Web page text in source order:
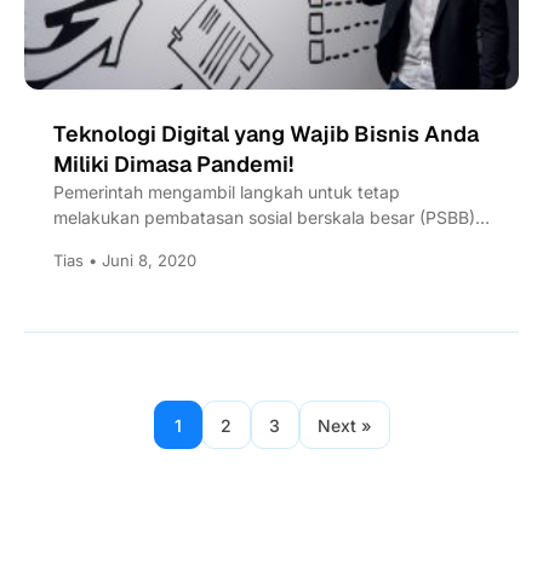
Teknologi Digital yang Wajib Bisnis Anda
Miliki Dimasa Pandemi!
Pemerintah mengambil langkah untuk tetap
melakukan pembatasan sosial berskala besar (PSBB)
Tias • Juni 8, 2020
1 2 3 Next »